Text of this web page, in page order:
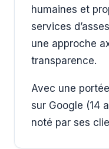
humaines et
services
une approche
transparence.
Avec une
sur Google (14
noté par ses